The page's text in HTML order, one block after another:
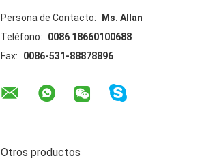
Persona de Contacto:
Ms. Allan
Teléfono:
0086 18660100688
Fax:
0086-531-88878896
Otros productos